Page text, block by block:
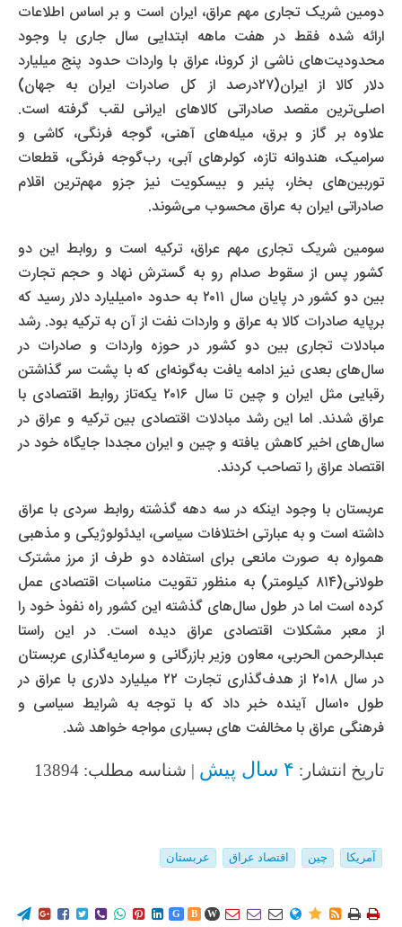
دومین شریک تجاری مهم عراق، ایران است و بر اساس اطلاعات
ارائه شده فقط در هفت ماهه ابتدایی سال جاری با وجود
محدودیت‌های ناشی از کرونا، عراق با واردات حدود پنج میلیارد
دلار کالا از ایران(۲۷درصد از کل صادرات ایران به جهان)
اصلی‌ترین مقصد صادراتی کالاهای ایرانی لقب گرفته است.
علاوه بر گاز و برق، میله‌های آهنی، گوجه فرنگی، کاشی و
سرامیک، هندوانه تازه، کولرهای آبی، رب‌گوجه فرنگی، قطعات
توربین‌های بخار، پنیر و بیسکویت نیز جزو مهم‌ترین اقلام
صادراتی ایران به عراق محسوب می‌شوند.
سومین شریک تجاری مهم عراق، ترکیه است و روابط این دو
کشور پس از سقوط صدام رو به گسترش نهاد و حجم تجارت
بین دو کشور در پایان سال ۲۰۱۱ به حدود ۱۰میلیارد دلار رسید که
برپایه صادرات کالا به عراق و واردات نفت از آن به ترکیه بود. رشد
مبادلات تجاری بین دو کشور در حوزه واردات و صادرات در
سال‌های بعدی نیز ادامه یافت به‌گونه‌ای که با پشت سر گذاشتن
رقبایی مثل ایران و چین تا سال ۲۰۱۶ یکه‌تاز روابط اقتصادی با
عراق شدند. اما این رشد مبادلات اقتصادی بین ترکیه و عراق در
سال‌های اخیر کاهش یافته و چین و ایران مجددا جایگاه خود در
اقتصاد عراق را تصاحب کردند.
عربستان با وجود اینکه در سه دهه گذشته روابط سردی با عراق
داشته است و به عبارتی اختلافات سیاسی، ایدئولوژیکی و مذهبی
همواره به صورت مانعی برای استفاده دو طرف از مرز مشترک
طولانی(۸۱۴ کیلومتر) به منظور تقویت مناسبات اقتصادی عمل
کرده است اما در طول سال‌های گذشته این کشور راه نفوذ خود را
از معبر مشکلات اقتصادی عراق دیده است. در این راستا
عبدالرحمن الحربی، معاون وزیر بازرگانی و سرمایه‌گذاری عربستان
در سال ۲۰۱۸ از هدف‌گذاری تجارت ۲۲ میلیارد دلاری با عراق در
طول ۱۰سال آینده خبر داد که با توجه به شرایط سیاسی و
فرهنگی عراق با مخالفت های بسیاری مواجه خواهد شد.
تاریخ انتشار: ۴ سال پیش | شناسه مطلب: 13894
آمریکا چین اقتصاد عراق عربستان
        G B W        